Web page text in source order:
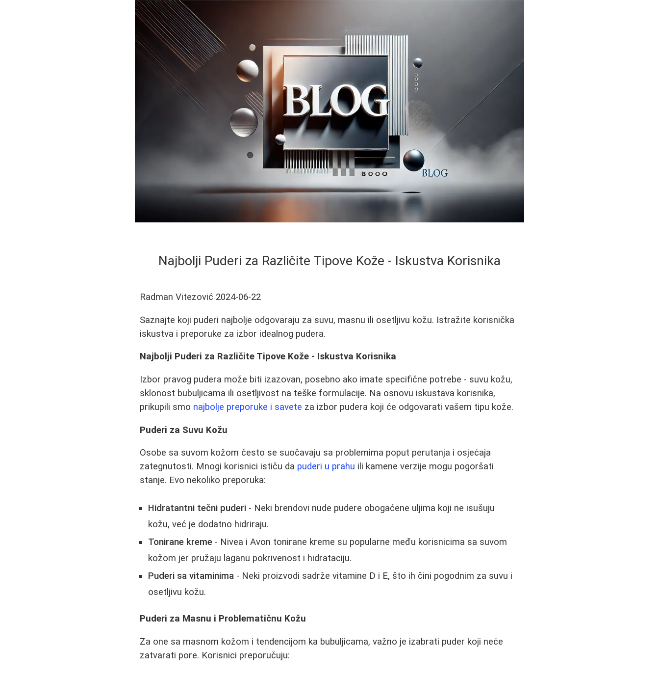
Najbolji Puderi za Različite Tipove Kože - Iskustva Korisnika
Radman Vitezović 2024-06-22
Saznajte koji puderi najbolje odgovaraju za suvu, masnu ili osetljivu kožu. Istražite korisnička
iskustva i preporuke za izbor idealnog pudera.
Najbolji Puderi za Različite Tipove Kože - Iskustva Korisnika
Izbor pravog pudera može biti izazovan, posebno ako imate specifične potrebe - suvu kožu,
sklonost bubuljicama ili osetljivost na teške formulacije. Na osnovu iskustava korisnika,
prikupili smo najbolje preporuke i savete za izbor pudera koji će odgovarati vašem tipu kože.
Puderi za Suvu Kožu
Osobe sa suvom kožom često se suočavaju sa problemima poput perutanja i osjećaja
zategnutosti. Mnogi korisnici ističu da puderi u prahu ili kamene verzije mogu pogoršati
stanje. Evo nekoliko preporuka:
Hidratantni tečni puderi - Neki brendovi nude pudere obogaćene uljima koji ne isušuju
kožu, već je dodatno hidriraju.
Tonirane kreme - Nivea i Avon tonirane kreme su popularne među korisnicima sa suvom
kožom jer pružaju laganu pokrivenost i hidrataciju.
Puderi sa vitaminima - Neki proizvodi sadrže vitamine D i E, što ih čini pogodnim za suvu i
osetljivu kožu.
Puderi za Masnu i Problematičnu Kožu
Za one sa masnom kožom i tendencijom ka bubuljicama, važno je izabrati puder koji neće
zatvarati pore. Korisnici preporučuju: